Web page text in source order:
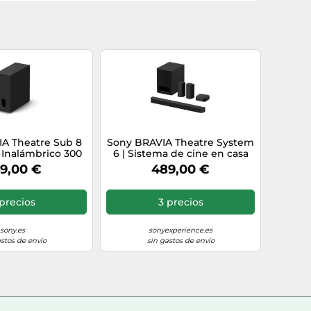
Theatre Sub 8
300
de Sonido y
Compatible
A8, A9000,
SA-SW8,
2026
€
sony.es
de envío
Sony BRAVIA Theatre System
6 | Sistema de cine en casa
de 5.1 canales | 1000 W de
potencia de salida total |
Dolby Atmos®/DTS:X®
489,00 €
3 precios
sonyexperience.es
sin gastos de envío